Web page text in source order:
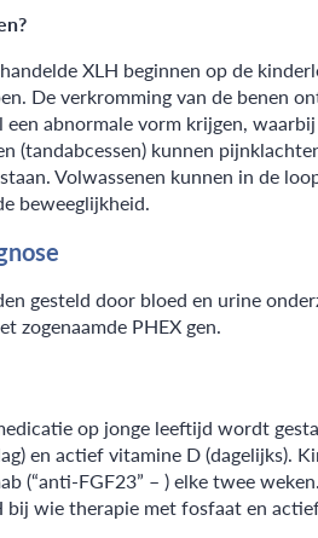
XLH beginnen op de
De verkromming van de benen
een abnormale vorm krijgen,
(tandabcessen) kunnen
Volwassenen kunnen in de
beweeglijkheid.
gesteld door bloed en urine
zogenaamde PHEX gen.
op jonge leeftijd wordt
en actief vitamine D (dagelijks).
(“anti-FGF23” – ) elke twee
bij wie therapie met fosfaat en